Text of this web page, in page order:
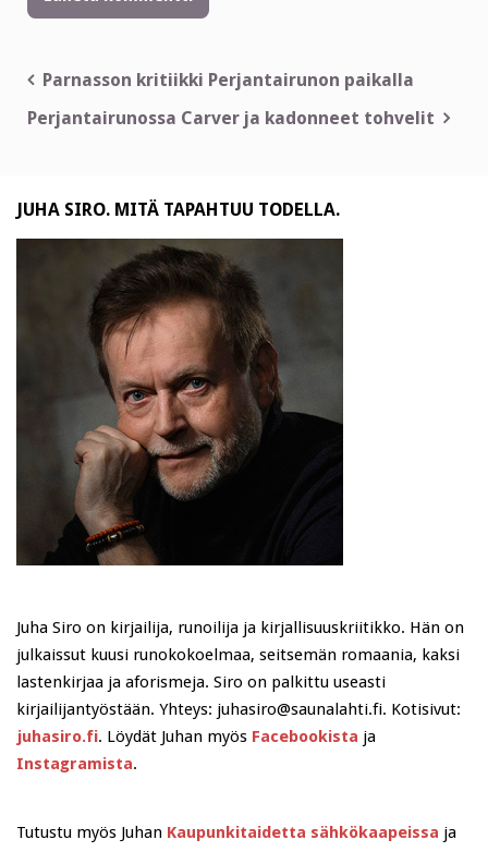
Artikkelien
selaus
Parnasson kritiikki Perjantairunon paikalla
Perjantairunossa Carver ja kadonneet tohvelit
JUHA SIRO. MITÄ TAPAHTUU TODELLA.
Juha Siro on kirjailija, runoilija ja kirjallisuuskriitikko. Hän on
julkaissut kuusi runokokoelmaa, seitsemän romaania, kaksi
lastenkirjaa ja aforismeja. Siro on palkittu useasti
kirjailijantyöstään. Yhteys: juhasiro@saunalahti.fi. Kotisivut:
juhasiro.fi. Löydät Juhan myös Facebookista ja
Instagramista.
Tutustu myös Juhan Kaupunkitaidetta sähkökaapeissa ja